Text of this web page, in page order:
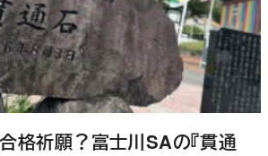
格祈願？富士川SAの『貫通